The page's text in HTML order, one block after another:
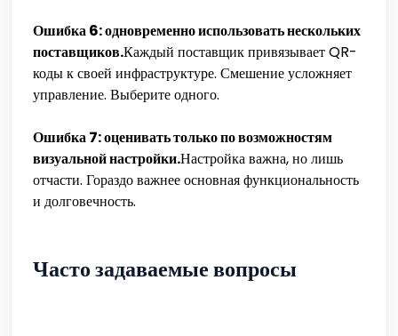
Ошибка 6: одновременно использовать нескольких
поставщиков.Каждый поставщик привязывает QR-
коды к своей инфраструктуре. Смешение усложняет
управление. Выберите одного.
Ошибка 7: оценивать только по возможностям
визуальной настройки.Настройка важна, но лишь
отчасти. Гораздо важнее основная функциональность
и долговечность.
Часто задаваемые вопросы